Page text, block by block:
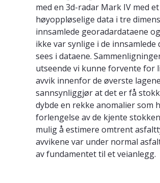
med en 3d-radar Mark IV med
høyoppløselige data i tre
innsamlede georadardataene
ikke var synlige i de
sees i dataene.
utseende vi kunne forvente for
avvik innenfor de øverste
sannsynliggjør at det er få
dybde en rekke anomalier som
forlengelse av de kjente
mulig å estimere omtrent
avvikene var under normal
av fundamentet til et veianlegg.